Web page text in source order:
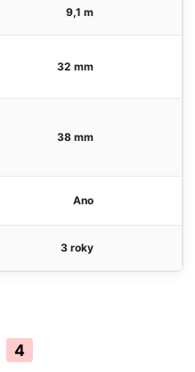
9,1 m
32 mm
38 mm
Ano
3 roky
4